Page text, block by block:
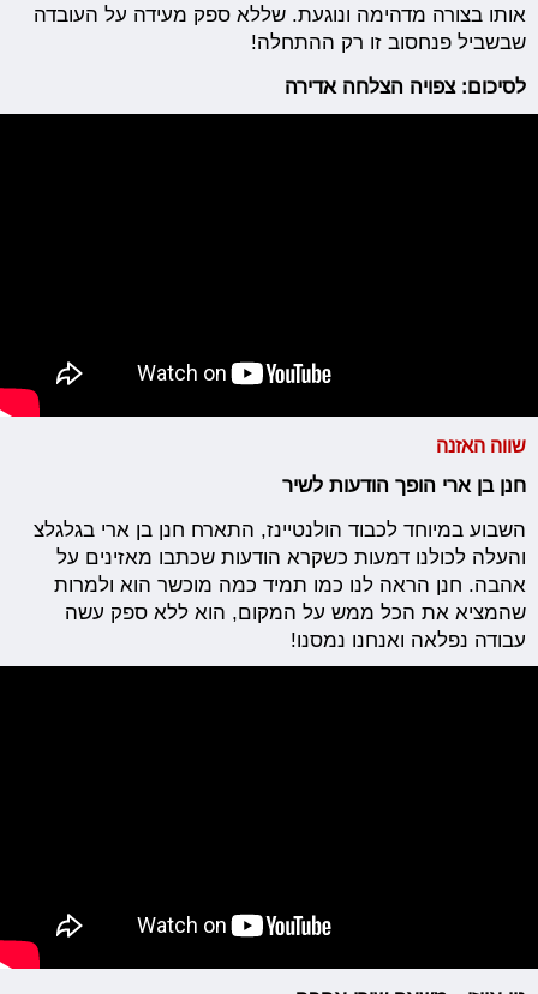
אותו בצורה מדהימה ונוגעת. שללא ספק מעידה על העובדה
שבשביל פנחסוב זו רק ההתחלה!
לסיכום: צפויה הצלחה אדירה
שווה האזנה
חנן בן ארי הופך הודעות לשיר
השבוע במיוחד לכבוד הולנטיינז, התארח חנן בן ארי בגלגלצ
והעלה לכולנו דמעות כשקרא הודעות שכתבו מאזינים על
אהבה. חנן הראה לנו כמו תמיד כמה מוכשר הוא ולמרות
שהמציא את הכל ממש על המקום, הוא ללא ספק עשה
עבודה נפלאה ואנחנו נמסנו!